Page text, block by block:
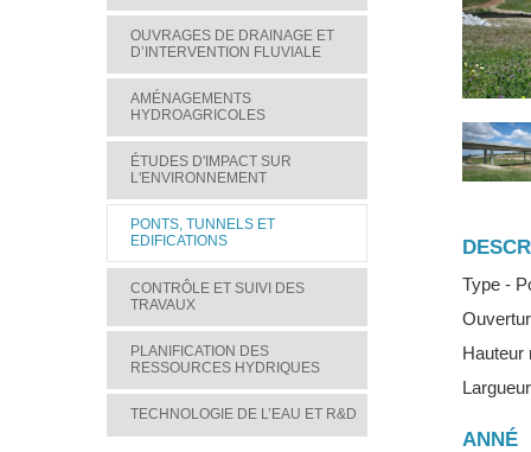
OUVRAGES DE DRAINAGE ET
D’INTERVENTION FLUVIALE
AMÉNAGEMENTS
HYDROAGRICOLES
ÉTUDES D'IMPACT SUR
L'ENVIRONNEMENT
PONTS, TUNNELS ET
EDIFICATIONS
CONTRÔLE ET SUIVI DES
TRAVAUX
PLANIFICATION DES
RESSOURCES HYDRIQUES
TECHNOLOGIE DE L’EAU ET R&D
Type -
Hauteur
ANNÉ